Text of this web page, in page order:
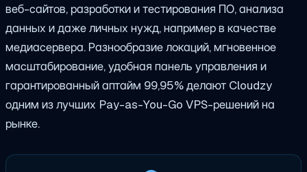
веб-сайтов, разработки и тестирования ПО, анализа
данных и даже личных нужд, например в качестве
медиасервера. Разнообразие локаций, мгновенное
масштабирование, удобная панель управления и
гарантированный аптайм 99,95% делают Cloudzy
одним из лучших Pay-as-You-Go VPS-решений на
рынке.